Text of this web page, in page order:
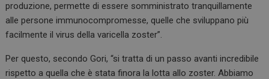
produzione, permette di essere somministrato tranquillamente
alle persone immunocompromesse, quelle che sviluppano più
facilmente il virus della varicella zoster”.
Per questo, secondo Gori, “si tratta di un passo avanti incredibile
rispetto a quella che è stata finora la lotta allo zoster. Abbiamo